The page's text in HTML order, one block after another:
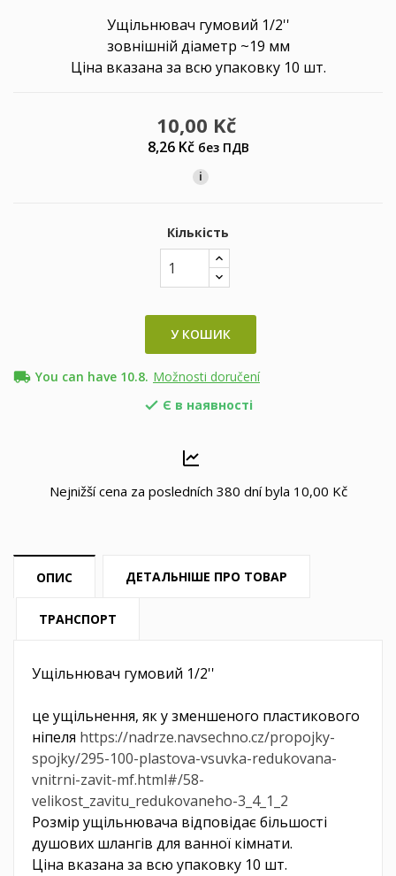
Ущільнювач гумовий 1/2''
зовнішній діаметр ~19 мм
Ціна вказана за всю упаковку 10 шт.
10,00 Kč
8,26 Kč без ПДВ
i
Кількість
У КОШИК
local_shipping You can have 10.8. Možnosti doručení
 Є в наявності
Nejnižší cena za posledních 380 dní byla 10,00 Kč
ОПИС ДЕТАЛЬНІШЕ ПРО ТОВАР
ТРАНСПОРТ
Ущільнювач гумовий 1/2''
це ущільнення, як у зменшеного пластикового
ніпеля https://nadrze.navsechno.cz/propojky-
spojky/295-100-plastova-vsuvka-redukovana-
vnitrni-zavit-mf.html#/58-
velikost_zavitu_redukovaneho-3_4_1_2
Розмір ущільнювача відповідає більшості
душових шлангів для ванної кімнати.
Ціна вказана за всю упаковку 10 шт.